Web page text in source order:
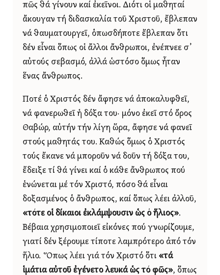
πῶς θά γίνουν καί ἐκεῖνοι. Διότι οἱ μαθηταί
ἄκουγαν τή διδασκαλία τοῦ Χριστοῦ, ἔβλεπαν
νά θαυματουργεῖ, ὁπωσδήποτε ἔβλεπαν ὅτι
δέν εἶναι ὅπως οἱ ἄλλοι ἄνθρωποι, ἐνέπνεε σ᾿
αὐτούς σεβασμό, ἀλλά ὡστόσο ὅμως ἦταν
ἕνας ἄνθρωπος.
Ποτέ ὁ Χριστός δέν ἄφησε νά ἀποκαλυφθεῖ,
νά φανερωθεῖ ἡ δόξα του· μόνο ἐκεῖ στό ὄρος
Θαβώρ, αὐτήν τήν λίγη ὥρα, ἄφησε νά φανεῖ
στούς μαθητάς του. Καθώς ὅμως ὁ Χριστός
τούς ἔκανε νά μποροῦν νά δοῦν τή δόξα του,
ἔδειξε τί θά γίνει καί ὁ κάθε ἄνθρωπος πού
ἑνώνεται μέ τόν Χριστό, πόσο θά εἶναι
δοξασμένος ὁ ἄνθρωπος, καί ὅπως λέει ἀλλοῦ,
«τότε οἱ δίκαιοι ἐκλάμψουσιν ὡς ὁ ἥλιος».
Βέβαια χρησιμοποιεῖ εἰκόνες πού γνωρίζουμε,
γιατί δέν ξέρουμε τίποτε λαμπρότερο ἀπό τόν
ἥλιο. Ὅπως λέει γιά τόν Χριστό ὅτι «τά
ἱμάτια αὐτοῦ ἐγένετο λευκά ὡς τό φῶς», ὅπως